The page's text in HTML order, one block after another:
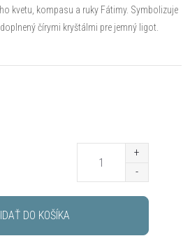
kvetu, kompasu a ruky Fátimy. Symbolizuje
čírymi kryštálmi pre jemný ligot.
DO KOŠÍKA